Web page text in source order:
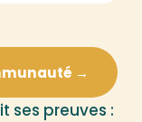
→
ses preuves :